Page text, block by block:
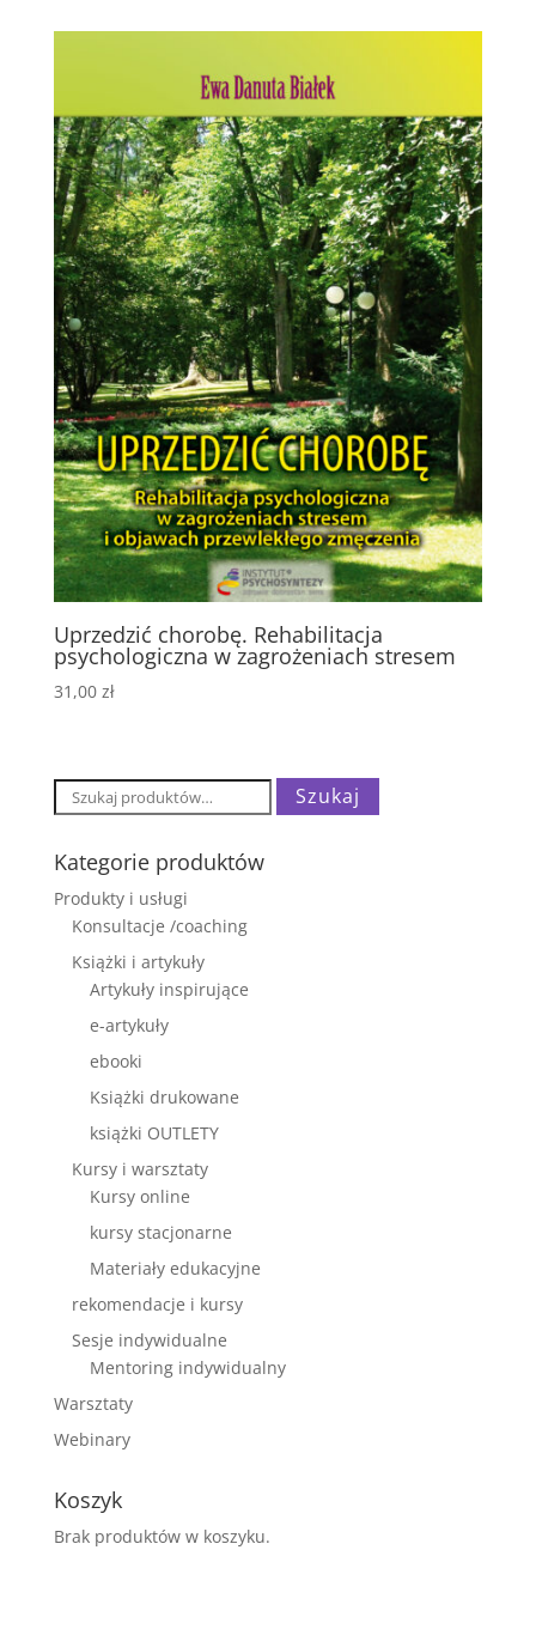
Uprzedzić chorobę. Rehabilitacja
psychologiczna w zagrożeniach stresem
31,00 zł
Szukaj: Szukaj
Kategorie produktów
Produkty i usługi
Konsultacje /coaching
Książki i artykuły
Artykuły inspirujące
e-artykuły
ebooki
Książki drukowane
książki OUTLETY
Kursy i warsztaty
Kursy online
kursy stacjonarne
Materiały edukacyjne
rekomendacje i kursy
Sesje indywidualne
Mentoring indywidualny
Warsztaty
Webinary
Koszyk
Brak produktów w koszyku.